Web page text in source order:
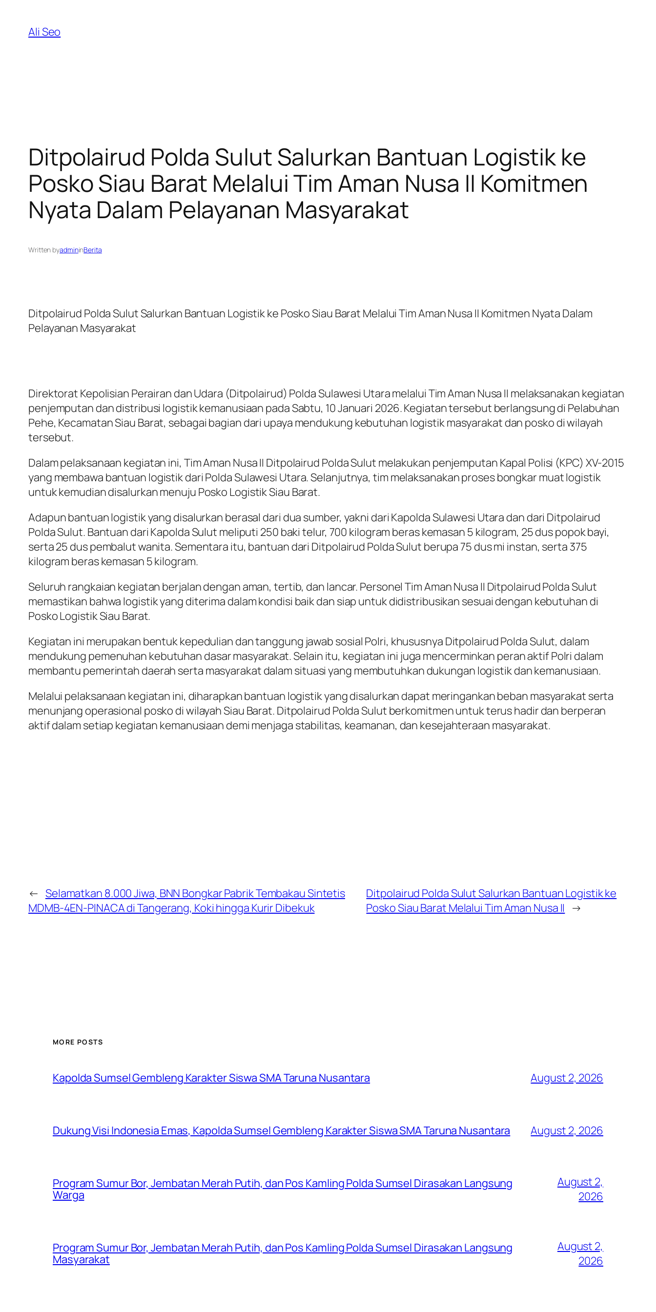
content
Ali Seo
Ditpolairud Polda Sulut Salurkan Bantuan Logistik ke
Posko Siau Barat Melalui Tim Aman Nusa II Komitmen
Nyata Dalam Pelayanan Masyarakat
Written byadmininBerita
Ditpolairud Polda Sulut Salurkan Bantuan Logistik ke Posko Siau Barat Melalui Tim Aman Nusa II Komitmen Nyata Dalam
Pelayanan Masyarakat
Direktorat Kepolisian Perairan dan Udara (Ditpolairud) Polda Sulawesi Utara melalui Tim Aman Nusa II melaksanakan kegiatan
penjemputan dan distribusi logistik kemanusiaan pada Sabtu, 10 Januari 2026. Kegiatan tersebut berlangsung di Pelabuhan
Pehe, Kecamatan Siau Barat, sebagai bagian dari upaya mendukung kebutuhan logistik masyarakat dan posko di wilayah
tersebut.
Dalam pelaksanaan kegiatan ini, Tim Aman Nusa II Ditpolairud Polda Sulut melakukan penjemputan Kapal Polisi (KPC) XV-2015
yang membawa bantuan logistik dari Polda Sulawesi Utara. Selanjutnya, tim melaksanakan proses bongkar muat logistik
untuk kemudian disalurkan menuju Posko Logistik Siau Barat.
Adapun bantuan logistik yang disalurkan berasal dari dua sumber, yakni dari Kapolda Sulawesi Utara dan dari Ditpolairud
Polda Sulut. Bantuan dari Kapolda Sulut meliputi 250 baki telur, 700 kilogram beras kemasan 5 kilogram, 25 dus popok bayi,
serta 25 dus pembalut wanita. Sementara itu, bantuan dari Ditpolairud Polda Sulut berupa 75 dus mi instan, serta 375
kilogram beras kemasan 5 kilogram.
Seluruh rangkaian kegiatan berjalan dengan aman, tertib, dan lancar. Personel Tim Aman Nusa II Ditpolairud Polda Sulut
memastikan bahwa logistik yang diterima dalam kondisi baik dan siap untuk didistribusikan sesuai dengan kebutuhan di
Posko Logistik Siau Barat.
Kegiatan ini merupakan bentuk kepedulian dan tanggung jawab sosial Polri, khususnya Ditpolairud Polda Sulut, dalam
mendukung pemenuhan kebutuhan dasar masyarakat. Selain itu, kegiatan ini juga mencerminkan peran aktif Polri dalam
membantu pemerintah daerah serta masyarakat dalam situasi yang membutuhkan dukungan logistik dan kemanusiaan.
Melalui pelaksanaan kegiatan ini, diharapkan bantuan logistik yang disalurkan dapat meringankan beban masyarakat serta
menunjang operasional posko di wilayah Siau Barat. Ditpolairud Polda Sulut berkomitmen untuk terus hadir dan berperan
aktif dalam setiap kegiatan kemanusiaan demi menjaga stabilitas, keamanan, dan kesejahteraan masyarakat.
← Selamatkan 8.000 Jiwa, BNN Bongkar Pabrik Tembakau Sintetis
MDMB-4EN-PINACA di Tangerang, Koki hingga Kurir Dibekuk
Ditpolairud Polda Sulut Salurkan Bantuan Logistik ke
Posko Siau Barat Melalui Tim Aman Nusa II →
MORE POSTS
Kapolda Sumsel Gembleng Karakter Siswa SMA Taruna Nusantara August 2, 2026
Dukung Visi Indonesia Emas, Kapolda Sumsel Gembleng Karakter Siswa SMA Taruna Nusantara August 2, 2026
Program Sumur Bor, Jembatan Merah Putih, dan Pos Kamling Polda Sumsel Dirasakan Langsung
Warga
August 2,
2026
Program Sumur Bor, Jembatan Merah Putih, dan Pos Kamling Polda Sumsel Dirasakan Langsung
Masyarakat
August 2,
2026